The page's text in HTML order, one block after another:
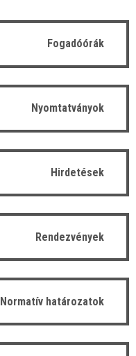
Fogadóórák
Nyomtatványok
Hirdetések
Rendezvények
Normatív határozatok